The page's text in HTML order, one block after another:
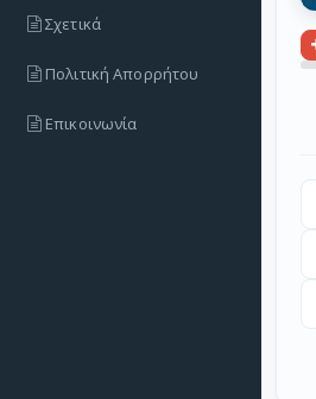
Σχετικά
Πολιτική Απορρήτου
Επικοινωνία